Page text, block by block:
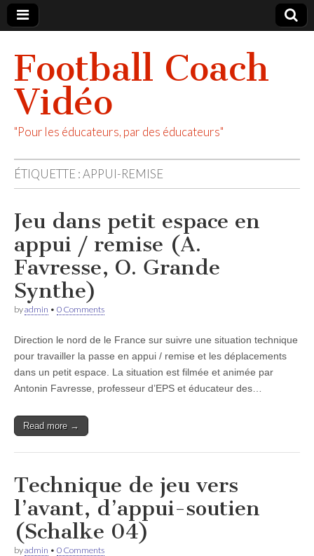
Football Coach
Vidéo
"Pour les éducateurs, par des éducateurs"
ÉTIQUETTE :APPUI-REMISE
Jeu dans petit espace en
appui / remise (A.
Favresse, O. Grande
Synthe)
byadmin • 0 Comments
Direction le nord de le France sur suivre une situation technique
pour travailler la passe en appui / remise et les déplacements
dans un petit espace. La situation est filmée et animée par
Antonin Favresse, professeur d’EPS et éducateur des…
Read more →
Technique de jeu vers
l’avant, d’appui-soutien
(Schalke 04)
byadmin • 0 Comments